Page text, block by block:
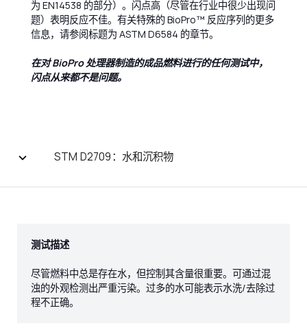
为 EN14538 的部分）。闪点高（尽管在行业中很少出现问
题）表明反应不佳。有关特殊的 BioPro™ 反应序列的更多
信息，请参阅标题为 ASTM D6584 的章节。
在对 BioPro 处理器制造的成品燃料进行的任何测试中，
闪点从来都不是问题。
STM D2709：水和沉积物
测试描述
尽管燃料中总是存在水，但控制其含量很重要。可通过混
浊的外观检测出严重污染。过多的水可能表示水洗/去除过
程不正确。